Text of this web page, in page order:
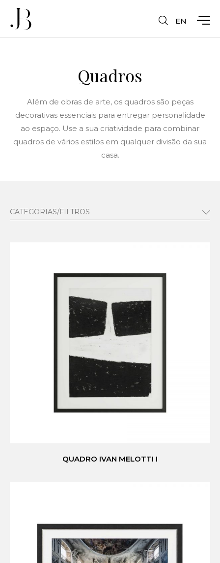
EN
Quadros
Além de obras de arte, os quadros são peças
decorativas essenciais para entregar personalidade
ao espaço. Use a sua criatividade para combinar
quadros de vários estilos em qualquer divisão da sua
casa.
CATEGORIAS/FILTROS
QUADRO IVAN MELOTTI I